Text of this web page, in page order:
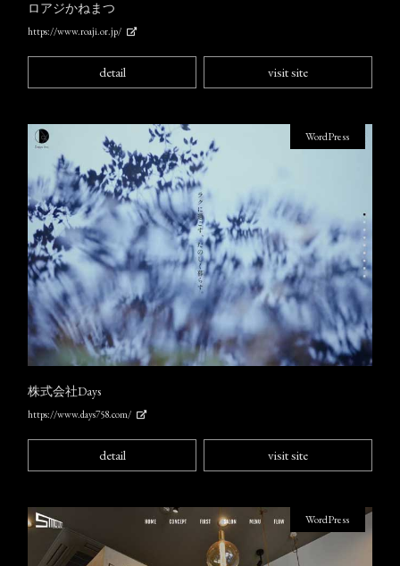
ロアジかねまつ
https://www.roaji.or.jp/
detail visit site
株式会社Days
https://www.days758.com/
WordPress
detail visit site
WordPress